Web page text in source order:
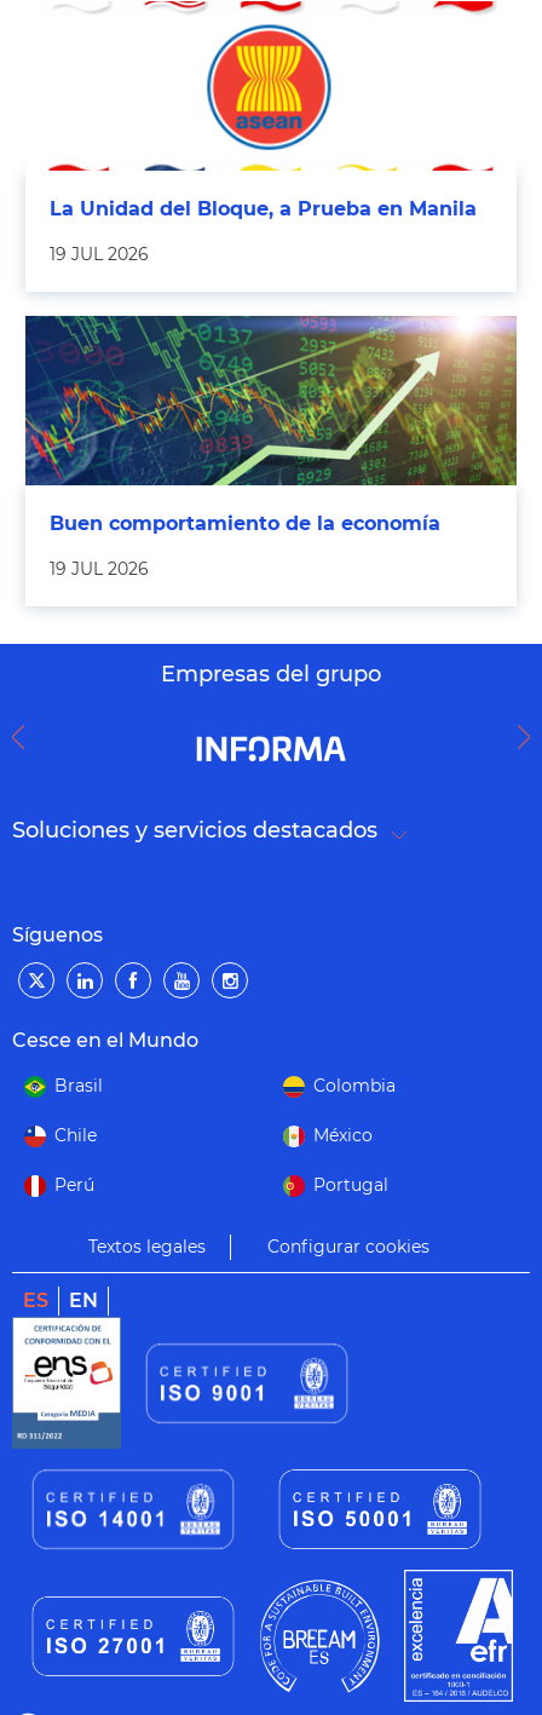
La Unidad del Bloque, a Prueba en Manila
19 JUL 2026
Buen comportamiento de la economía
19 JUL 2026
Empresas del grupo
Soluciones y servicios destacados
Síguenos
Cesce en el Mundo
Brasil Colombia
Chile México
Perú Portugal
Textos legales Configurar cookies
ES EN